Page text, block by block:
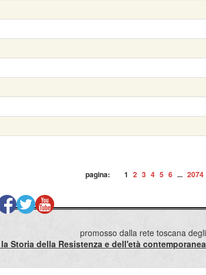
pagina: 1 2 3 4 5 6 ... 2074
promosso dalla rete toscana degli
Storia della Resistenza e dell'età contemporanea